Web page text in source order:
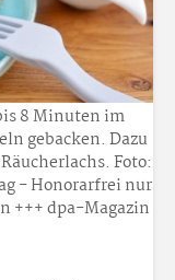
8 Minuten im
gebacken. Dazu
Foto:
- Honorarfrei nur
+++ dpa-Magazin